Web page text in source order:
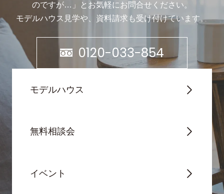
のですが…」と お気軽にお問合せください。
モデルハウス見学や、資料請求も受け付けています。
0120-033-854
モデルハウス
無料相談会
イベント